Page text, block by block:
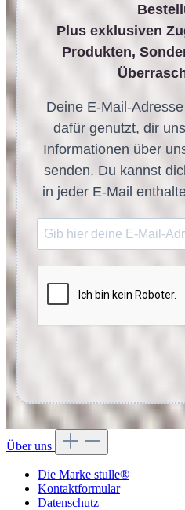
Plus exklusiven
Produkten,
Deine E-Mail-
dafür genutzt, dir
Informationen über
senden. Du kannst
in jeder E-Mail
Über uns
Die Marke stulle®
Kontaktformular
Datenschutz